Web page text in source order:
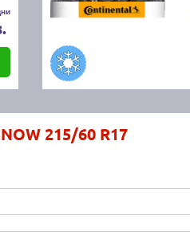
215/60 R17